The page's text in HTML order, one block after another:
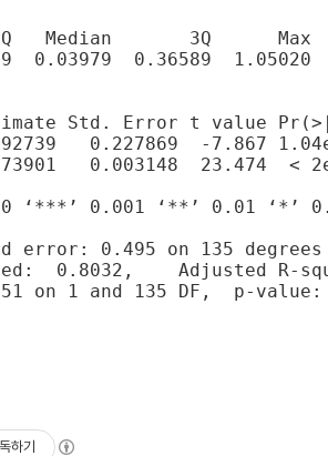
Median       3Q      Max
0.03979  0.36589  1.05020
Std. Error t value
0.227869  -7.867
0.003148  23.474  <
‘***’ 0.001 ‘**’ 0.01 ‘*’
error: 0.495 on 135
R-squared:  0.8018
on 1 and 135 DF,  p-value:
하기